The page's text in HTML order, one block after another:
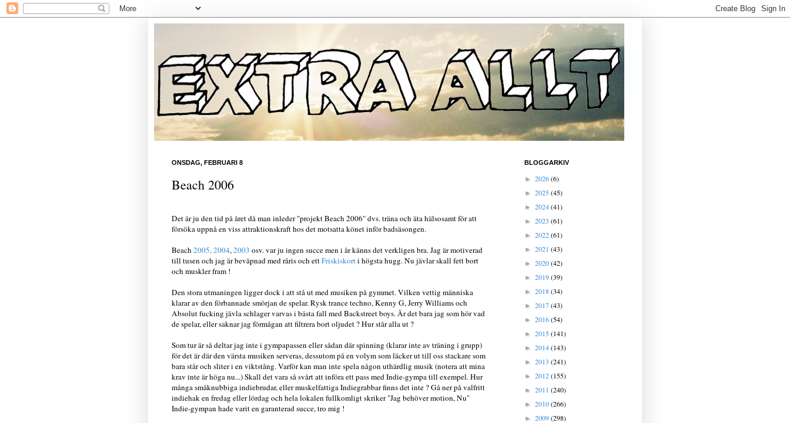
ONSDAG, FEBRUARI 8
Beach 2006
Det är ju den tid på året då man inleder "projekt Beach 2006" dvs. träna och äta hälsosamt för att
försöka uppnå en viss attraktionskraft hos det motsatta könet inför badsäsongen.
Beach2005,2004,2003 osv. var ju ingen succe men i år känns det verkligen bra. Jag är motiverad
till tusen och jag är beväpnad med råris och ettFriskiskorti högsta hugg. Nu jävlar skall fett bort
och muskler fram !
Den stora utmaningen ligger dock i att stå ut med musiken på gymmet. Vilken vettig människa
klarar av den förbannade smörjan de spelar. Rysk trance techno, Kenny G, Jerry Williams och
Absolut fucking jävla schlager varvas i bästa fall med Backstreet boys. Är det bara jag som hör vad
de spelar, eller saknar jag förmågan att filtrera bort oljudet ? Hur står alla ut ?
Som tur är så deltar jag inte i gympapassen eller sådan där spinning (klarar inte av träning i grupp)
för det är där den värsta musiken serveras, dessutom på en volym som läcker ut till oss stackare som
bara står och sliter i en viktstång. Varför kan man inte spela någon uthärdlig musik (notera att mina
krav inte är höga nu...) Skall det vara så svårt att införa ett pass med Indie-gympa till exempel. Hur
många småknubbiga indiebrudar, eller muskelfattiga Indiegrabbar finns det inte ? Gå ner på valfritt
indiehak en fredag eller lördag och hela lokalen fullkomligt skriker "Jag behöver motion, Nu"
Indie-gympan hade varit en garanterad succe, tro mig !
BLOGGARKIV
► 2026(6)
► 2025(45)
► 2024(41)
► 2023 (61)
► 2022(61)
► 2021 (43)
► 2020(42)
► 2019(39)
► 2018(34)
► 2017(43)
► 2016(54)
► 2015(141)
► 2014(143)
► 2013 (241)
► 2012(155)
► 2011 (240)
► 2010(266)
► 2009(298)